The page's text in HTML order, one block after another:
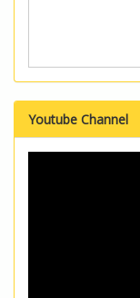
Youtube Channel